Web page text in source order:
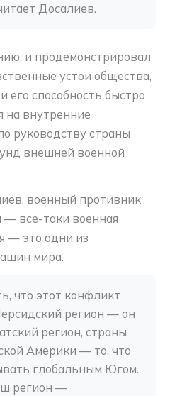
Досалиев.
и продемонстрировал
устои общества,
его способность быстро
на внутренние
руководству страны
внешней военной
военный противник
все-таки военная
— это одни из
мира.
что этот конфликт
регион — он
регион, страны
Америки — то, что
глобальным Югом.
регион —